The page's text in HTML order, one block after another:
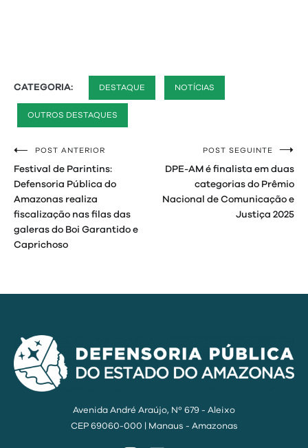
CATEGORIA: DESTAQUE NOTÍCIAS
OUTROS DESTAQUES
Navegação
de
Post
POST ANTERIOR
Festival de Parintins:
Defensoria Pública do
Amazonas realiza
fiscalização nas filas das
galeras do Boi Garantido e
Caprichoso
POST SEGUINTE
DPE-AM é finalista em duas
categorias do Prêmio
Nacional de Comunicação e
Justiça 2025
Avenida André Araújo, Nº 679 - Aleixo
CEP 69060-000 | Manaus - Amazonas